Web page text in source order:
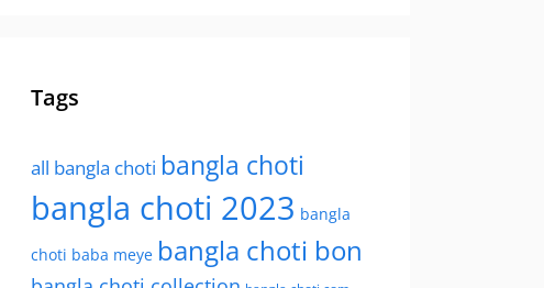
Tags
all bangla choti bangla choti
bangla choti 2023 bangla
choti baba meye bangla choti bon